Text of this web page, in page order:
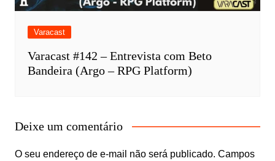
Varacast
Varacast #142 – Entrevista com Beto
Bandeira (Argo – RPG Platform)
Deixe um comentário
O seu endereço de e-mail não será publicado. Campos